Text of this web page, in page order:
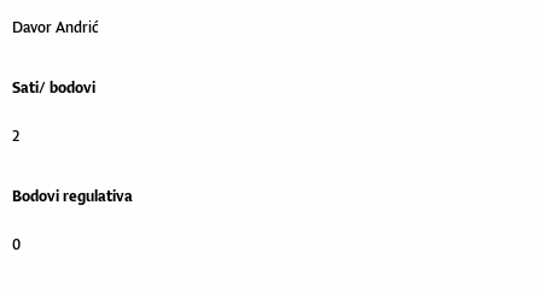
Davor Andrić
Sati/ bodovi
2
Bodovi regulativa
0